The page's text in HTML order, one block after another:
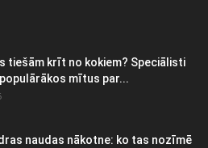
tiešām krīt no kokiem? Speciālisti
mītus par...
naudas nākotne: ko tas nozīmē